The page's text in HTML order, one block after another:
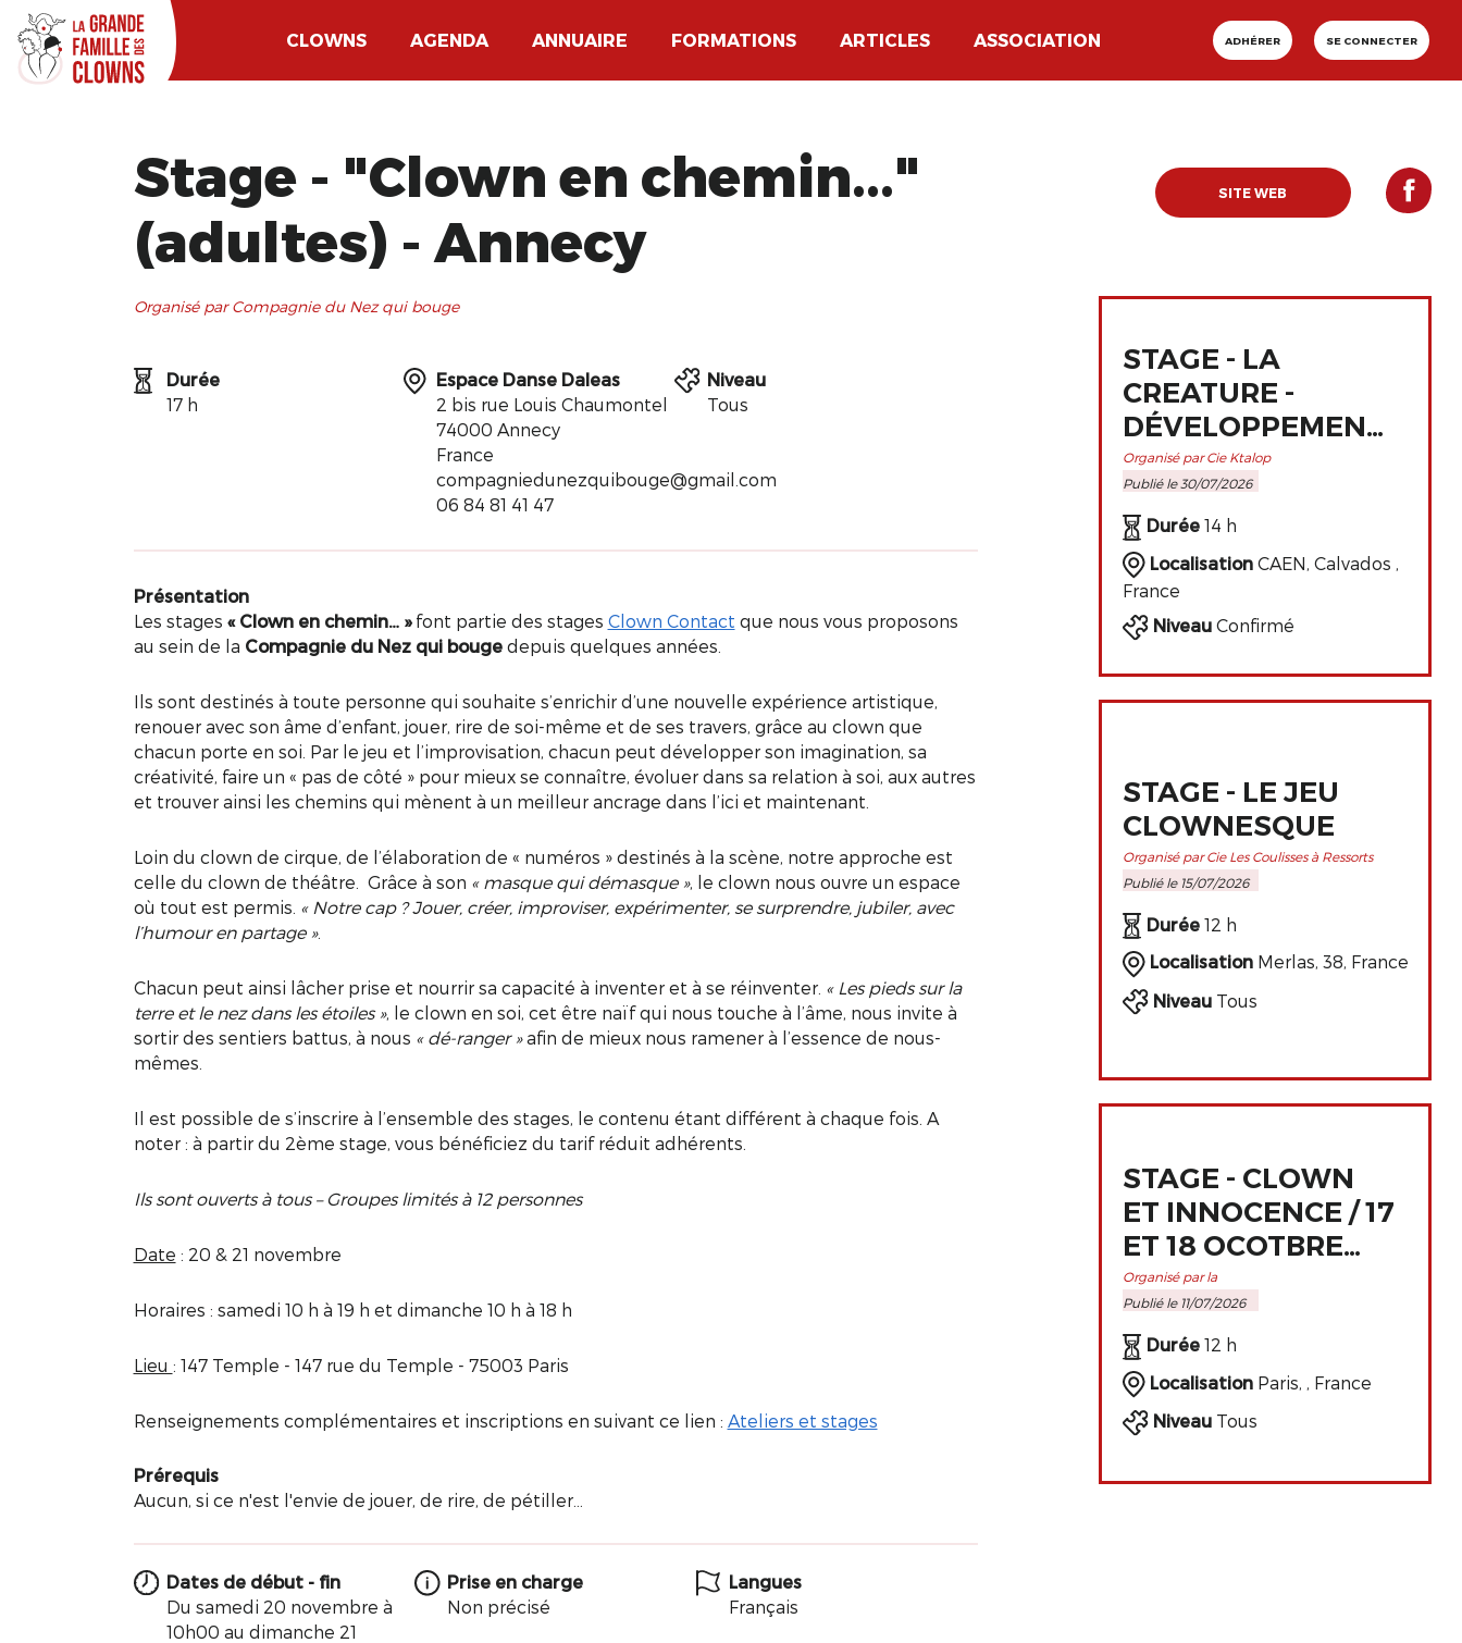
CLOWNS AGENDA ANNUAIRE FORMATIONS ARTICLES ASSOCIATION ADHÉRER SE CONNECTER
Stage - "Clown en chemin..."
(adultes) - Annecy
Organisé par Compagnie du Nez qui bouge
Durée
17 h
Espace Danse Daleas
2 bis rue Louis Chaumontel
74000 Annecy
France
compagniedunezquibouge@gmail.com
06 84 81 41 47
Niveau
Tous
Présentation
Les stages « Clown en chemin… »font partie des stages Clown Contact que nous vous proposons
au sein de la Compagnie du Nez qui bougedepuis quelques années.
Ils sont destinés à toute personne qui souhaite s’enrichir d’une nouvelle expérience artistique,
renouer avec son âme d’enfant, jouer, rire de soi-même et de ses travers, grâce au clown que
chacun porte en soi. Par le jeu et l’improvisation, chacun peut développer son imagination, sa
créativité, faire un « pas de côté » pour mieux se connaître, évoluer dans sa relation à soi, aux autres
et trouver ainsi les chemins qui mènent à un meilleur ancrage dans l’ici et maintenant.
Loin du clown de cirque, de l’élaboration de « numéros » destinés à la scène, notre approche est
celle du clown de théâtre. Grâce à son « masque qui démasque », le clown nous ouvre un espace
où tout est permis. « Notre cap ? Jouer, créer, improviser, expérimenter, se surprendre, jubiler, avec
l’humour en partage ».
Chacun peut ainsi lâcher prise et nourrir sa capacité à inventer et à se réinventer. « Les pieds sur la
terre et le nez dans les étoiles », le clown en soi, cet être naïf qui nous touche à l’âme, nous invite à
sortir des sentiers battus, à nous « dé-ranger »afin de mieux nous ramener à l’essence de nous-
mêmes.
Il est possible de s’inscrire à l’ensemble des stages, le contenu étant différent à chaque fois. A
noter : à partir du 2ème stage, vous bénéficiez du tarif réduit adhérents.
Ils sont ouverts à tous – Groupes limités à 12 personnes
Date : 20 & 21 novembre
Horaires : samedi 10 h à 19 h et dimanche 10 h à 18 h
Lieu : 147 Temple - 147 rue du Temple - 75003 Paris
Renseignements complémentaires et inscriptions en suivant ce lien : Ateliers et stages
Prérequis
Aucun, si ce n'est l'envie de jouer, de rire, de pétiller...
Dates de début - fin
Du samedi 20 novembre à
10h00 au dimanche 21
Prise en charge
Non précisé
Langues
Français
SITE WEB
STAGE - LA
CREATURE -
DÉVELOPPEMENT
ET
PERFECTIONNEMENT
DE L'ART
CLOWNESQUE
Organisé par Cie Ktalop
Publié le 30/07/2026
Durée14 h
LocalisationCAEN, Calvados ,
France
NiveauConfirmé
STAGE - LE JEU
CLOWNESQUE
Organisé par Cie Les Coulisses à Ressorts
Publié le 15/07/2026
Durée12 h
LocalisationMerlas, 38, France
NiveauTous
STAGE - CLOWN
ET INNOCENCE / 17
ET 18 OCOTBRE
2026 À PARIS
Organisé par la
Publié le 11/07/2026
Durée12 h
LocalisationParis, , France
NiveauTous